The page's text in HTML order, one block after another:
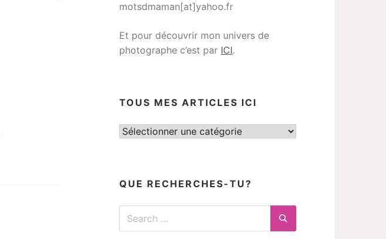
motsdmaman[at]yahoo.fr
Et pour découvrir mon univers de
photographe c’est par ICI.
TOUS MES ARTICLES ICI
Tous
QUE RECHERCHES-TU?
Search
Search